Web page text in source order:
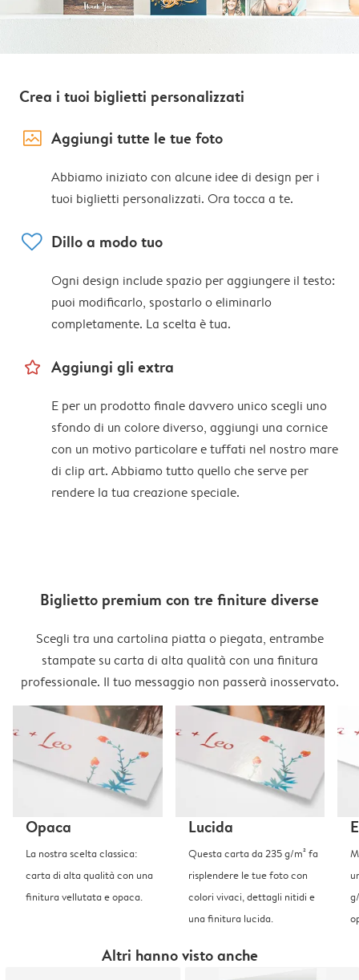
Crea i tuoi biglietti personalizzati
image_placeholder Aggiungi tutte le tue foto
Abbiamo iniziato con alcune idee di design per i
tuoi biglietti personalizzati. Ora tocca a te.
heart Dillo a modo tuo
Ogni design include spazio per aggiungere il testo:
puoi modificarlo, spostarlo o eliminarlo
completamente. La scelta è tua.
star_outline Aggiungi gli extra
E per un prodotto finale davvero unico scegli uno
sfondo di un colore diverso, aggiungi una cornice
con un motivo particolare e tuffati nel nostro mare
di clip art. Abbiamo tutto quello che serve per
rendere la tua creazione speciale.
Biglietto premium con tre finiture diverse
Scegli tra una cartolina piatta o piegata, entrambe
stampate su carta di alta qualità con una finitura
professionale. Il tuo messaggio non passerà inosservato.
Opaca
La nostra scelta classica:
carta di alta qualità con una
finitura vellutata e opaca.
Lucida
Questa carta da 235 g/m² fa
risplendere le tue foto con
colori vivaci, dettagli nitidi e
una finitura lucida.
Altri hanno visto anche